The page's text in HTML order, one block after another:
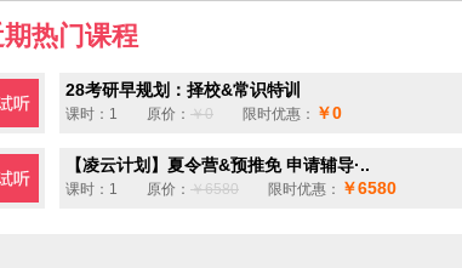
热门课程
28考研早规划：择校&常识特训
课时：1 原价： ￥0 限时优惠： ￥0
【凌云计划】夏令营&预推免 申请辅导·..
课时：1 原价： ￥6580 限时优惠： ￥6580